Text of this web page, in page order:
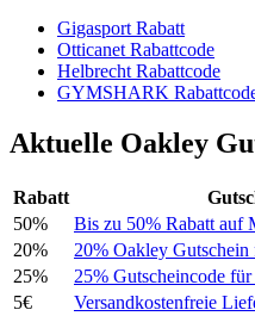
Gigasport Rabatt
Otticanet Rabattcode
Helbrecht Rabattcode
GYMSHARK
Aktuelle Oakley
Rabatt
50%
Bis zu 50% Rabatt auf
20%
20% Oakley
25%
25% Gutscheincode
5€
Versandkostenfreie